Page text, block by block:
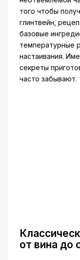
того чтобы
глинтвейн,
базовые
температурные
настаивания.
секреты
часто забывают.
от вина до